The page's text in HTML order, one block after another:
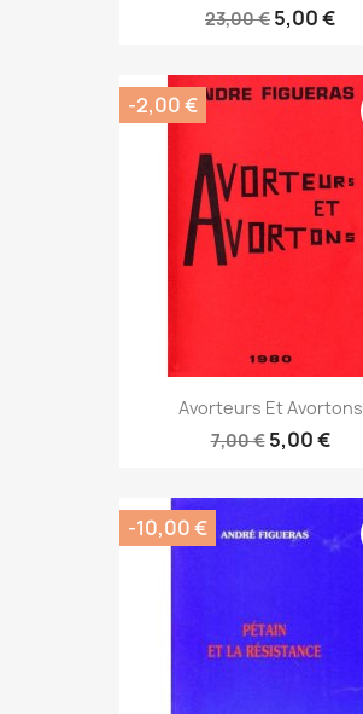
23,00 € 5,00 €
Avorteurs Et Avortons
7,00 € 5,00 €
-2,00 €
-10,00 €